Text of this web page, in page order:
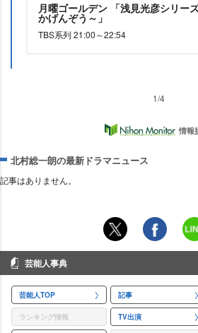
月曜ゴールデン 「浅見光彦シリー
かげんぞう～」
TBS系列 21:00～22:54
1/4
情報
北村総一朗の最新ドラマニュース
記事はありません。
芸能人事典
芸能人TOP 記事
ランキング情報 TV出演